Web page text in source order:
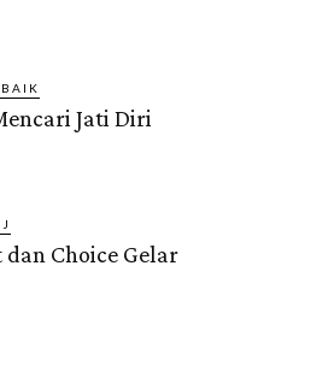
Jati Diri
dan Choice Gelar